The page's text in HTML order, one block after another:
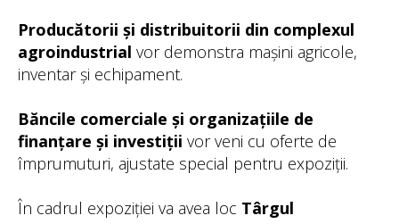
Producătorii și distribuitorii din complexul
agroindustrial vor demonstra mașini agricole,
inventar și echipament.
Băncile comerciale și organizațiile de
finanțare și investiții vor veni cu oferte de
împrumuturi, ajustate special pentru expoziții.
În cadrul expoziției va avea loc Târgul